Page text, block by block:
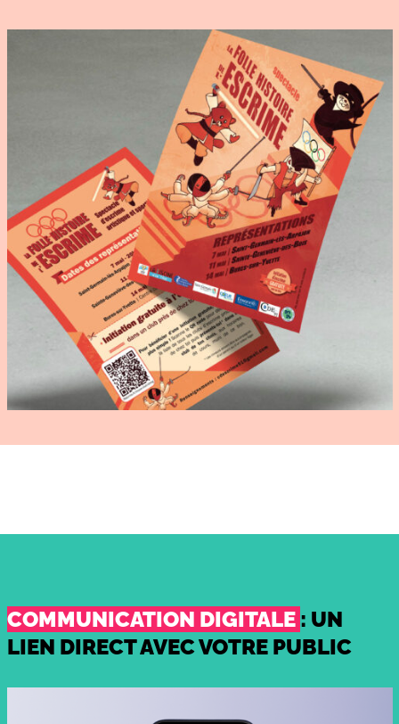
COMMUNICATION DIGITALE : UN
LIEN DIRECT AVEC VOTRE PUBLIC